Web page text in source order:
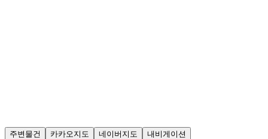
주변물건 카카오지도 네이버지도 내비게이션